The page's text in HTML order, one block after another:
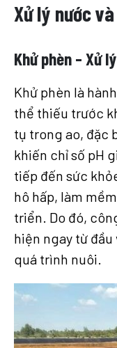
Xử lý nước
Khử phèn – Xử
Khử phèn là
thể thiếu trước
tụ trong ao, đặc
khiến chỉ số pH
tiếp đến sức
hô hấp, làm
triển. Do đó,
hiện ngay từ
quá trình nuôi.